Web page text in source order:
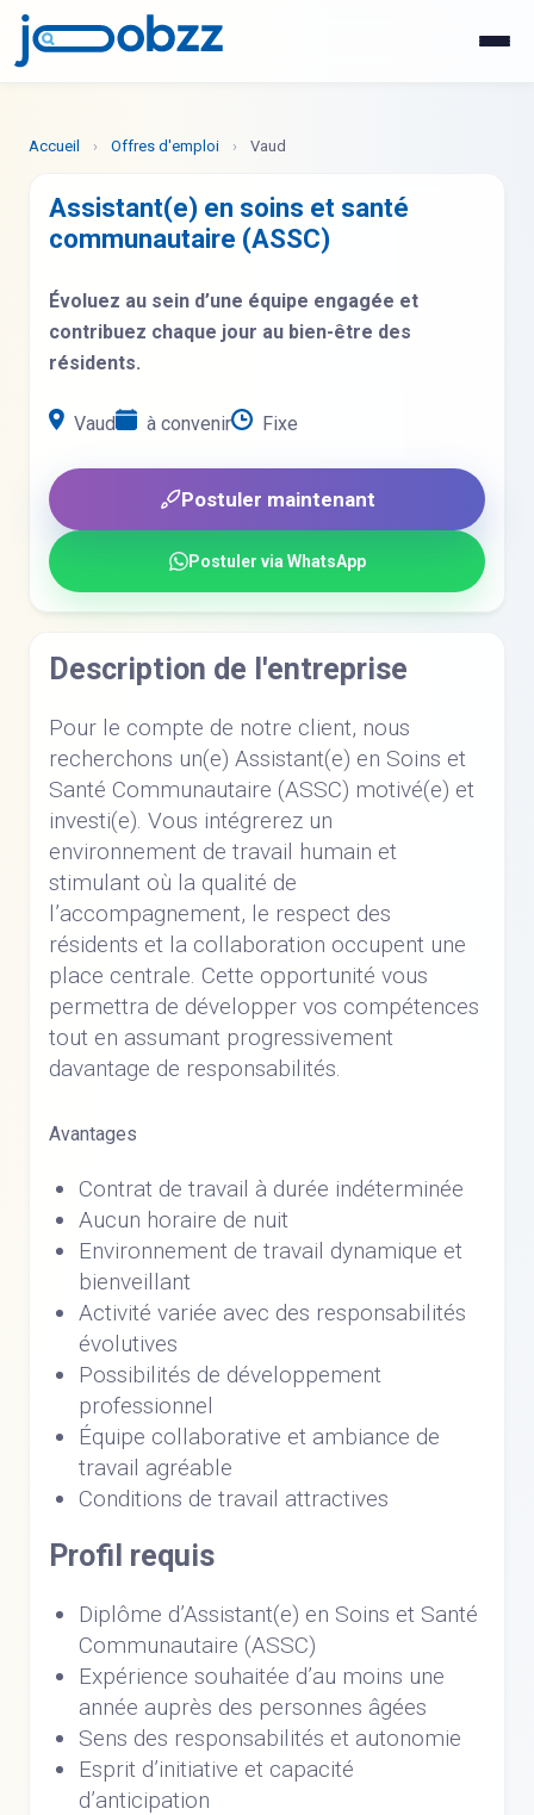
Accueil › Offres d'emploi › Vaud
Assistant(e) en soins et santé
communautaire (ASSC)
Évoluez au sein d’une équipe engagée et
contribuez chaque jour au bien-être des
résidents.
Vaud à convenir Fixe
Postuler maintenant
Postuler via WhatsApp
Description de l'entreprise
Pour le compte de notre client, nous
recherchons un(e) Assistant(e) en Soins et
Santé Communautaire (ASSC) motivé(e) et
investi(e). Vous intégrerez un
environnement de travail humain et
stimulant où la qualité de
l’accompagnement, le respect des
résidents et la collaboration occupent une
place centrale. Cette opportunité vous
permettra de développer vos compétences
tout en assumant progressivement
davantage de responsabilités.
Avantages
Contrat de travail à durée indéterminée
Aucun horaire de nuit
Environnement de travail dynamique et
bienveillant
Activité variée avec des responsabilités
évolutives
Possibilités de développement
professionnel
Équipe collaborative et ambiance de
travail agréable
Conditions de travail attractives
Profil requis
Diplôme d’Assistant(e) en Soins et Santé
Communautaire (ASSC)
Expérience souhaitée d’au moins une
année auprès des personnes âgées
Sens des responsabilités et autonomie
Esprit d’initiative et capacité
d’anticipation